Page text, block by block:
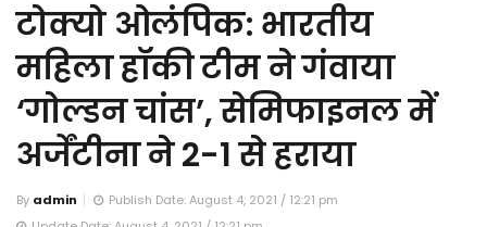
टोक्यो ओलंपिक: भारतीय
महिला हॉकी टीम ने गंवाया
‘गोल्डन चांस’, सेमिफाइनल में
अर्जेंटीना ने 2-1 से हराया
By admin
Publish Date: August 4, 2021 / 12:21 pm